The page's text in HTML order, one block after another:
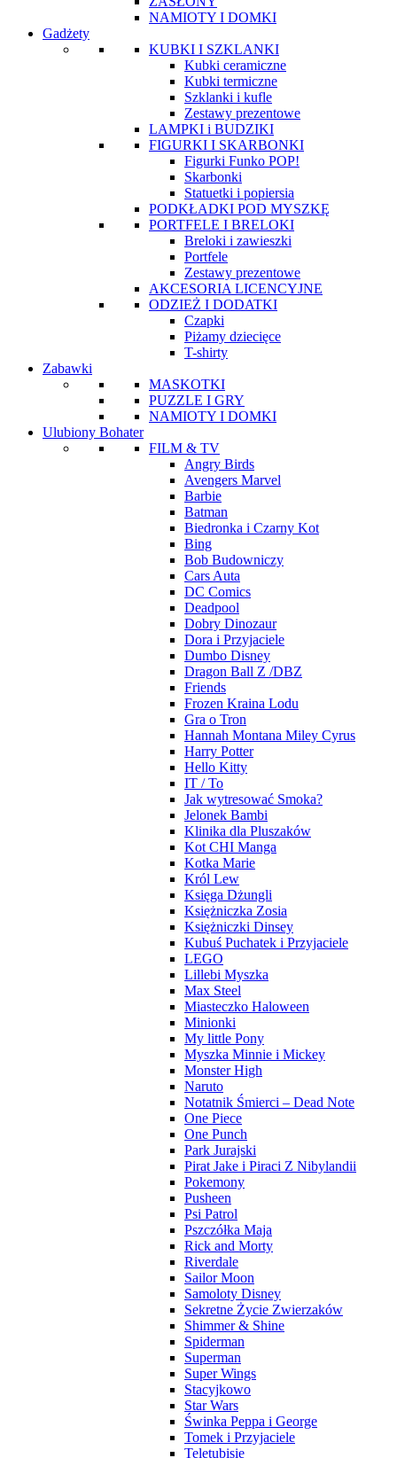
NAMIOTY I DOMKI
Gadżety
KUBKI I SZKLANKI
Kubki ceramiczne
Kubki termiczne
Szklanki i kufle
Zestawy prezentowe
LAMPKI i BUDZIKI
FIGURKI I SKARBONKI
Figurki Funko POP!
Skarbonki
Statuetki i popiersia
PODKŁADKI POD MYSZKĘ
PORTFELE I BRELOKI
Breloki i zawieszki
Portfele
Zestawy prezentowe
AKCESORIA LICENCYJNE
ODZIEŻ I DODATKI
Czapki
Piżamy dziecięce
T-shirty
Zabawki
MASKOTKI
PUZZLE I GRY
NAMIOTY I DOMKI
Ulubiony Bohater
FILM & TV
Angry Birds
Avengers Marvel
Barbie
Batman
Biedronka i Czarny Kot
Bing
Bob Budowniczy
Cars Auta
DC Comics
Deadpool
Dobry Dinozaur
Dora i Przyjaciele
Dumbo Disney
Dragon Ball Z /DBZ
Friends
Frozen Kraina Lodu
Gra o Tron
Hannah Montana Miley Cyrus
Harry Potter
Hello Kitty
IT / To
Jak wytresować Smoka?
Jelonek Bambi
Klinika dla Pluszaków
Kot CHI Manga
Kotka Marie
Król Lew
Księga Dżungli
Księżniczka Zosia
Księżniczki Dinsey
Kubuś Puchatek i Przyjaciele
LEGO
Lillebi Myszka
Max Steel
Miasteczko Haloween
Minionki
My little Pony
Myszka Minnie i Mickey
Monster High
Naruto
Notatnik Śmierci – Dead Note
One Piece
One Punch
Park Jurajski
Pirat Jake i Piraci Z Nibylandii
Pokemony
Pusheen
Psi Patrol
Pszczółka Maja
Rick and Morty
Riverdale
Sailor Moon
Samoloty Disney
Sekretne Życie Zwierzaków
Shimmer & Shine
Spiderman
Superman
Super Wings
Stacyjkowo
Star Wars
Świnka Peppa i George
Tomek i Przyjaciele
Teletubisie